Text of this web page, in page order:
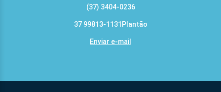
(37) 3404-0236
37 99813-1131Plantão
Enviar e-mail